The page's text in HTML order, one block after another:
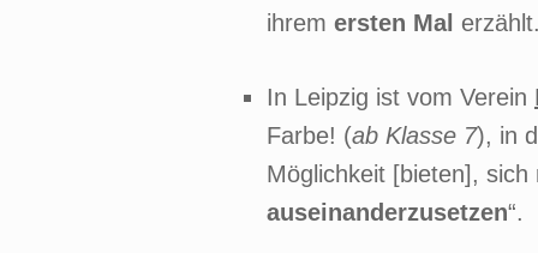
ihrem ersten Mal
In Leipzig ist vom Verein
Farbe! (ab Klasse 7), in
Möglichkeit [bieten],
auseinanderzusetzen“.